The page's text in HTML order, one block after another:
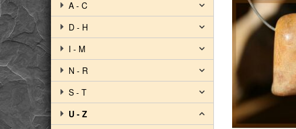
A - C
D - H
I - M
N - R
S - T
U - Z